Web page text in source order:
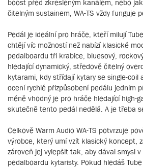
boost před zkresleným kanálem, nebo
čitelným sustainem, WA-TS vždy funguje
Pedál je ideální pro hráče, kteří milují
chtějí víc možností než nabízí klasické
pedalboardu tři krabice, bluesový,
hledající dynamický, středově čitelný
kytarami, kdy střídají kytary se single-coil
ocení rychlé přizpůsobení pedálu jedním
méně vhodný je pro hráče hledající high-
skutečně tento pedál nedělá. A je třeba
Celkově Warm Audio WA-TS potvrzuje
výrobce, který umí vzít klasický koncept,
zároveň jej vylepšit tak, aby dával smysl
pedalboardu kytaristy. Pokud hledáš